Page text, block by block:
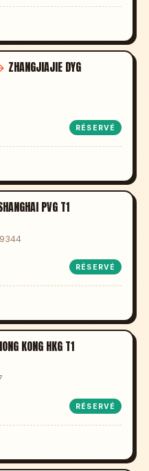
ZHANGJIAJIE DYG
RÉSERVÉ
PVG T1
RÉSERVÉ
KONG HKG T1
RÉSERVÉ